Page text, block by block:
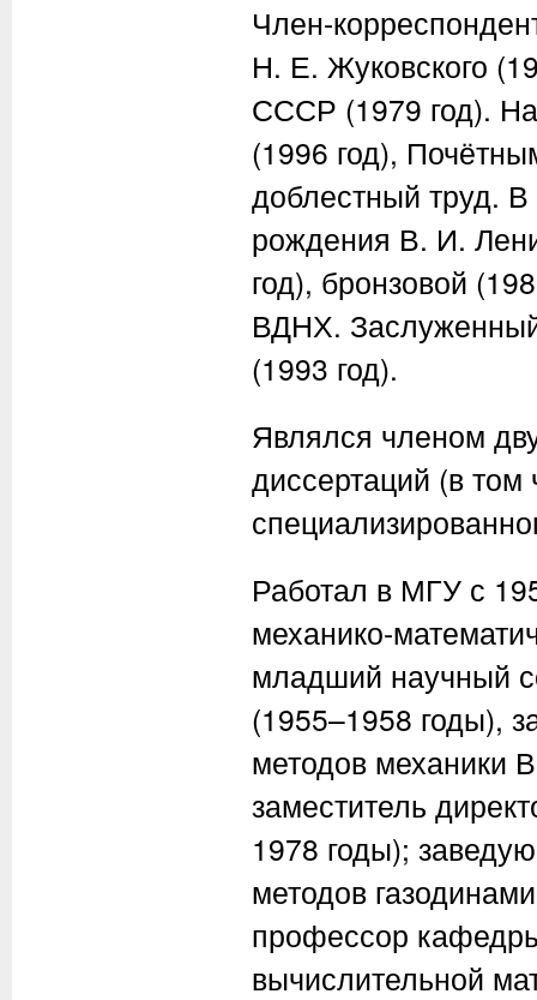
Член-
Н. Е. Жуковского
СССР (1979 год).
(1996 год),
доблестный труд.
рождения В. И.
год), бронзовой
ВДНХ.
(1993 год).
Являлся членом
диссертаций (в
Работал в МГУ с
механико-
младший научный
(1955–1958 годы),
методов механики
заместитель
1978 годы);
методов
профессор
вычислительной